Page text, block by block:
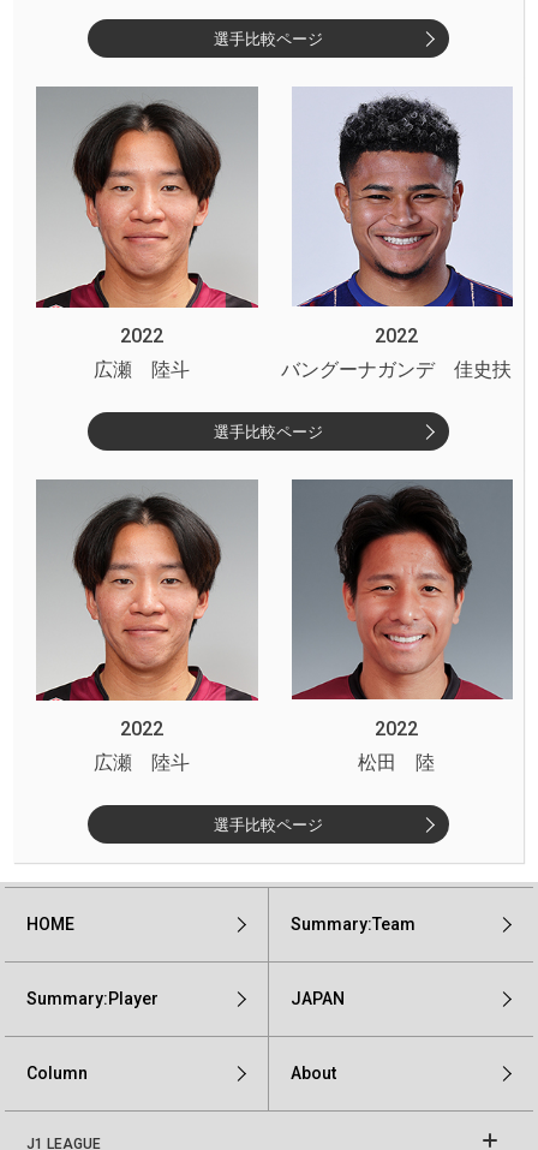
選手比較ページ
2022
2022
広瀬 陸斗
バングーナガンデ 佳史扶
選手比較ページ
2022
2022
広瀬 陸斗
松田 陸
選手比較ページ
HOME Summary:Team
Summary:Player JAPAN
Column About
J1 LEAGUE